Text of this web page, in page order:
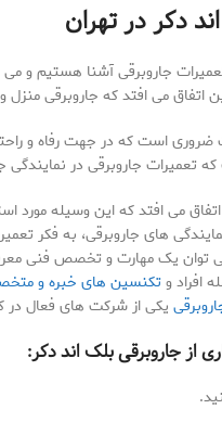
دکر در تهران
تعمیرات جاروبرقی آشنا هستیم
اتفاق می افتد که جاروبرقی
ضروری است که در جهت رفاه و
جاروبرقی در نمایندگی
می افتد که این وسیله مورد
های جاروبرقی، به فکر
توان یک مهارت و تخصص فنی
افراد وتکنسین های خبره و
یکی از شرکت های فعال در
از جاروبرقی بلک اند دکر: